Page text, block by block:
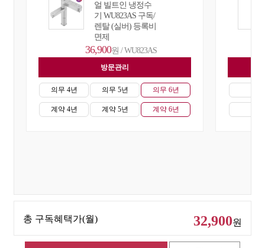
얼 빌트인 냉정수
기 WU823AS 구독/
렌탈 (실버) 등록비
면제
36,900원 / WU823AS
방문관리
의무 4년
계약 4년
의무 5년
계약 5년
의무 6년
계약 6년
총 구독혜택가(월) 32,900원